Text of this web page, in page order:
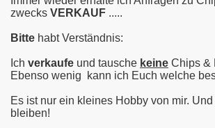
zwecks VERKAUF .....
Bitte habt Verständnis:
Ich verkaufe und tausche keine Chips &
Ebenso wenig kann ich Euch welche
Es ist nur ein kleines Hobby von mir.
bleiben!